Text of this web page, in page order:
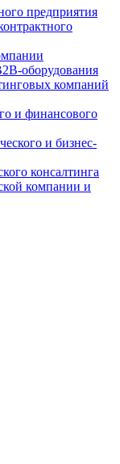
предприятия
оборудования
компаний
и финансового
и бизнес-
консалтинга
компании и